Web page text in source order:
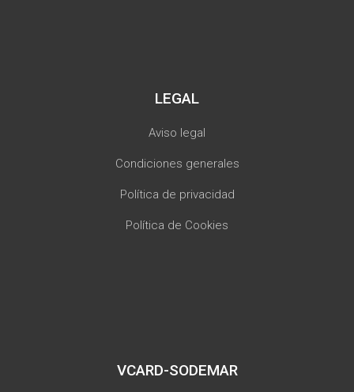
LEGAL
Aviso legal
Condiciones generales
Política de privacidad
Política de Cookies
VCARD-SODEMAR